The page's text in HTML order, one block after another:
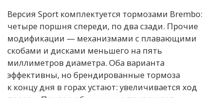
Версия Sport комплектуется тормозами Brembo:
четыре поршня спереди, по два сзади. Прочие
модификации — механизмами с плавающими
скобами и дисками меньшего на пять
миллиметров диаметра. Оба варианта
эффективны, но брендированные тормоза
к концу дня в горах устают: увеличивается ход